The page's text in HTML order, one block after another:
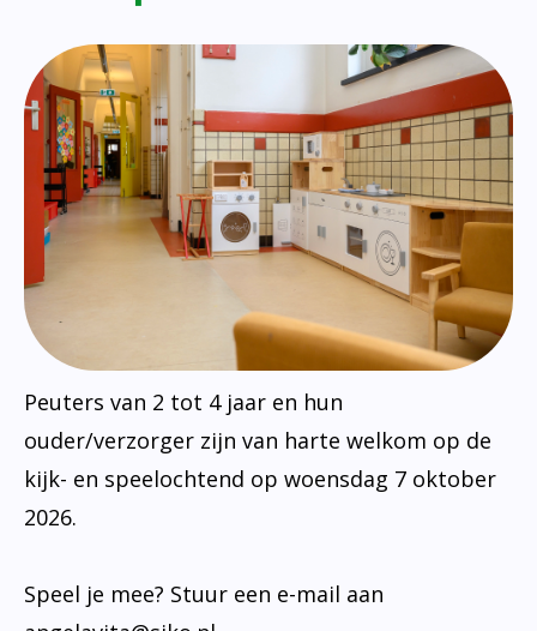
Peuters van 2 tot 4 jaar en hun
ouder/verzorger zijn van harte welkom op de
kijk- en speelochtend op woensdag 7 oktober
2026.
Speel je mee? Stuur een e-mail aan